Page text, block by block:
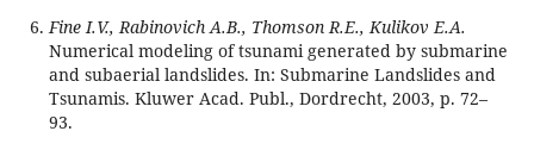
Fine I.V., Rabinovich A.B., Thomson R.E., Kulikov E.A.
Numerical modeling of tsunami generated by submarine
and subaerial landslides. In: Submarine Landslides and
Tsunamis. Kluwer Acad. Publ., Dordrecht, 2003, p. 72–
93.